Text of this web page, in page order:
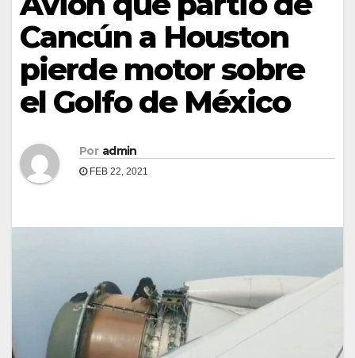
Cancún a Houston
pierde motor sobre
el Golfo de México
Por admin
FEB 22, 2021